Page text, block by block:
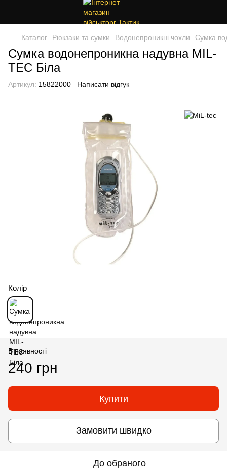
Каталог Рюкзаки та сумки Водонепроникні чохли Сумка
Сумка водонепроникна надувна MIL-
TEC Біла
Артикул: 15822000 Написати відгук
Колір
В наявності
240 грн
Купити
Замовити швидко
До обраного